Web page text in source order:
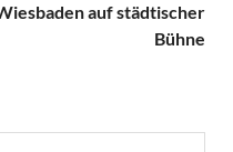
auf städtischer
Bühne